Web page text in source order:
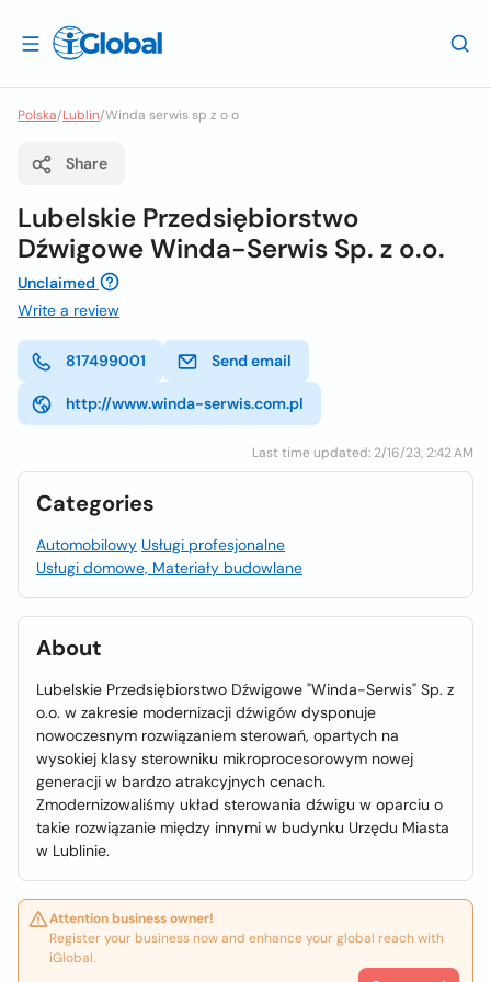
Polska/Lublin/Winda serwis sp z o o
Share
Lubelskie Przedsiębiorstwo
Dźwigowe Winda-Serwis Sp. z o.o.
Unclaimed
Write a review
817499001 Send email
http://www.winda-serwis.com.pl
Last time updated: 2/16/23, 2:42 AM
Categories
Automobilowy Usługi profesjonalne
Usługi domowe, Materiały budowlane
About
Lubelskie Przedsiębiorstwo Dźwigowe "Winda-Serwis" Sp. z
o.o. w zakresie modernizacji dźwigów dysponuje
nowoczesnym rozwiązaniem sterowań, opartych na
wysokiej klasy sterowniku mikroprocesorowym nowej
generacji w bardzo atrakcyjnych cenach.
Zmodernizowaliśmy układ sterowania dźwigu w oparciu o
takie rozwiązanie między innymi w budynku Urzędu Miasta
w Lublinie.
Attention business owner!
Register your business now and enhance your global reach with
iGlobal.